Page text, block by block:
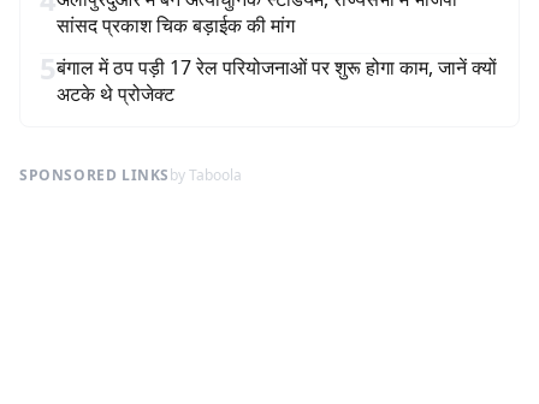
सांसद प्रकाश चिक बड़ाईक की मांग
5बंगाल में ठप पड़ी 17 रेल परियोजनाओं पर शुरू होगा काम, जानें क्यों
अटके थे प्रोजेक्ट
SPONSORED LINKSby Taboola